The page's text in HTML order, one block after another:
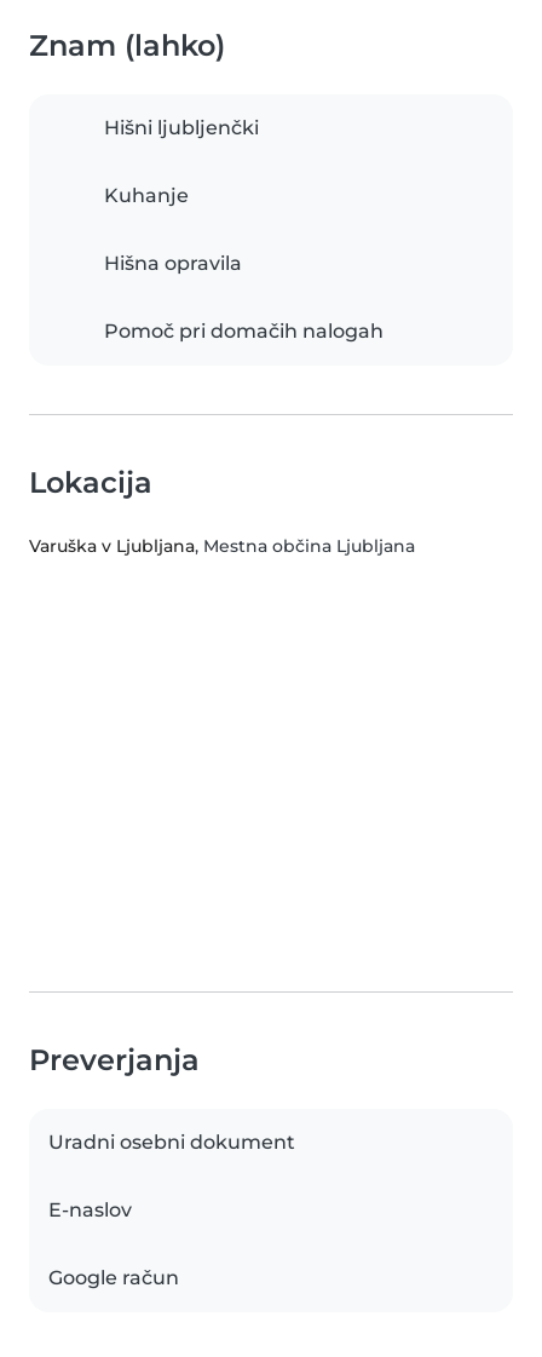
Znam (lahko)
Hišni ljubljenčki
Kuhanje
Hišna opravila
Pomoč pri domačih nalogah
Lokacija
Varuška v Ljubljana, Mestna občina Ljubljana
Preverjanja
Uradni osebni dokument
E-naslov
Google račun